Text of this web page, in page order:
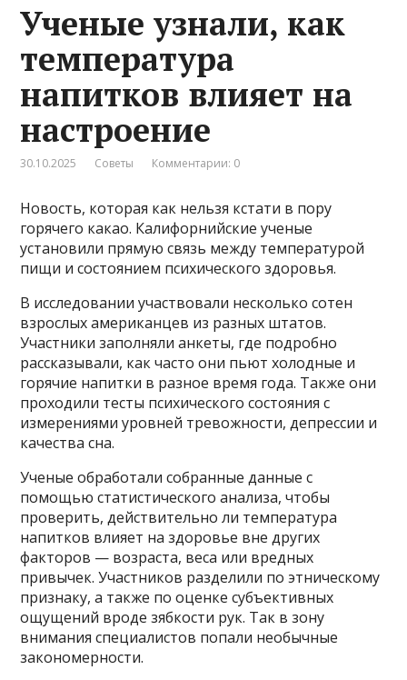
Ученые узнали, как
температура
напитков влияет на
настроение
30.10.2025 Советы Комментарии: 0
Новость, которая как нельзя кстати в пору
горячего какао. Калифорнийские ученые
установили прямую связь между температурой
пищи и состоянием психического здоровья.
В исследовании участвовали несколько сотен
взрослых американцев из разных штатов.
Участники заполняли анкеты, где подробно
рассказывали, как часто они пьют холодные и
горячие напитки в разное время года. Также они
проходили тесты психического состояния с
измерениями уровней тревожности, депрессии и
качества сна.
Ученые обработали собранные данные с
помощью статистического анализа, чтобы
проверить, действительно ли температура
напитков влияет на здоровье вне других
факторов — возраста, веса или вредных
привычек. Участников разделили по этническому
признаку, а также по оценке субъективных
ощущений вроде зябкости рук. Так в зону
внимания специалистов попали необычные
закономерности.